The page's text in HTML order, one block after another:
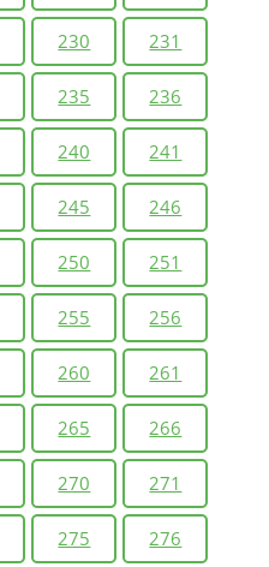
230 231
235 236
240 241
245 246
250 251
255 256
260 261
265 266
270 271
275 276